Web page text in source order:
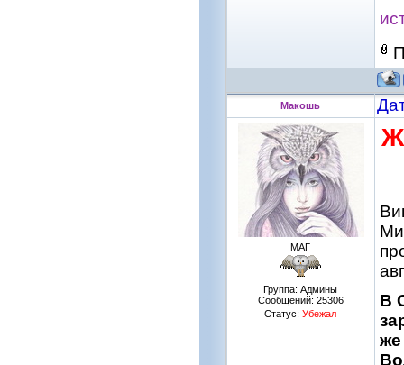
Макошь
МАГ
Группа: Админы
Сообщений: 25306
Статус:Убежал
В
же